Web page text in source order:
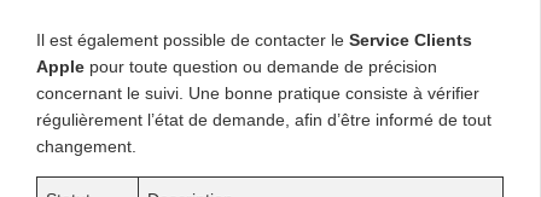
Il est également possible de contacter le Service Clients
Apple pour toute question ou demande de précision
concernant le suivi. Une bonne pratique consiste à vérifier
régulièrement l’état de demande, afin d’être informé de tout
changement.